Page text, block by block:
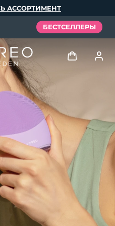
АССОРТИМЕНТ
БЕСТСЕЛЛЕРЫ
пользователя
Мои приборы
Мои заказы
Мои адреса
Мои подписки
Elixir
Español
Português
Русский
繁體中文